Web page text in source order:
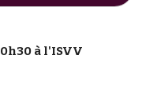
à l'ISVV